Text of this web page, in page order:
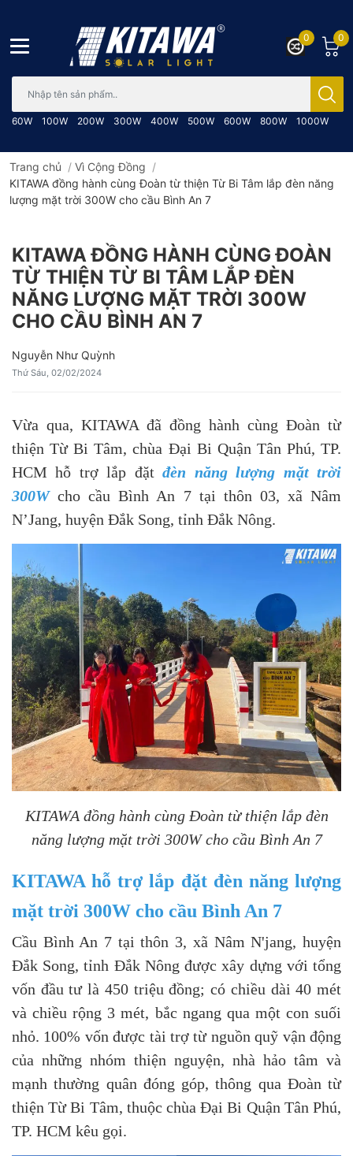
60W 100W 200W 300W 400W 500W 600W 800W 1000W
0
0
Trang chủ / Vì Cộng Đồng /
KITAWA đồng hành cùng Đoàn từ thiện Từ Bi Tâm lắp đèn năng
lượng mặt trời 300W cho cầu Bình An 7
KITAWA ĐỒNG HÀNH CÙNG ĐOÀN
TỪ THIỆN TỪ BI TÂM LẮP ĐÈN
NĂNG LƯỢNG MẶT TRỜI 300W
CHO CẦU BÌNH AN 7
Nguyễn Như Quỳnh
Thứ Sáu, 02/02/2024
Vừa qua, KITAWA đã đồng hành cùng Đoàn từ
thiện Từ Bi Tâm, chùa Đại Bi Quận Tân Phú, TP.
HCM hỗ trợ lắp đặtđèn năng lượng mặt trời
300Wcho cầu Bình An 7 tại thôn 03, xã Nâm
N’Jang, huyện Đắk Song, tỉnh Đắk Nông.
KITAWA đồng hành cùng Đoàn từ thiện lắp đèn
năng lượng mặt trời 300W cho cầu Bình An 7
KITAWA hỗ trợ lắp đặt đèn năng lượng
mặt trời 300W cho cầu Bình An 7
Cầu Bình An 7 tại thôn 3, xã Nâm N'jang, huyện
Đắk Song, tỉnh Đắk Nông được xây dựng với tổng
vốn đầu tư là 450 triệu đồng; có chiều dài 40 mét
và chiều rộng 3 mét, bắc ngang qua một con suối
nhỏ. 100% vốn được tài trợ từ nguồn quỹ vận động
của những nhóm thiện nguyện, nhà hảo tâm và
mạnh thường quân đóng góp, thông qua Đoàn từ
thiện Từ Bi Tâm, thuộc chùa Đại Bi Quận Tân Phú,
TP. HCM kêu gọi.